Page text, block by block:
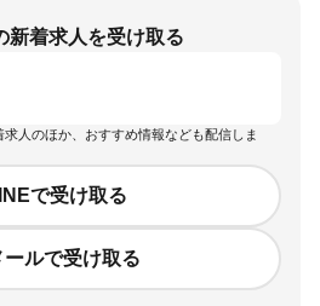
新着求人を受け取る
求人のほか、おすすめ情報なども配信しま
で受け取る
ールで受け取る